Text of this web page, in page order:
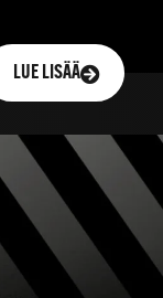
LUE LISÄÄ